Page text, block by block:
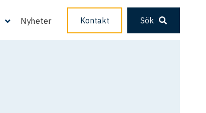
Nyheter Kontakt Sök